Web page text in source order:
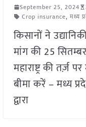
September 25, 2024
Crop insurance, मध्य
किसानों ने
मांग की 25
महाराष्ट्र की
बीमा करें – मध्य
द्वारा